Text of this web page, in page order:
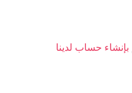
بإنشاء حساب لدينا